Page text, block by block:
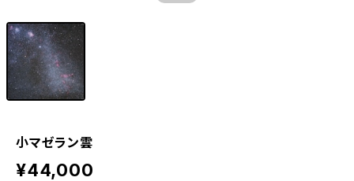
小マゼラン雲
¥44,000